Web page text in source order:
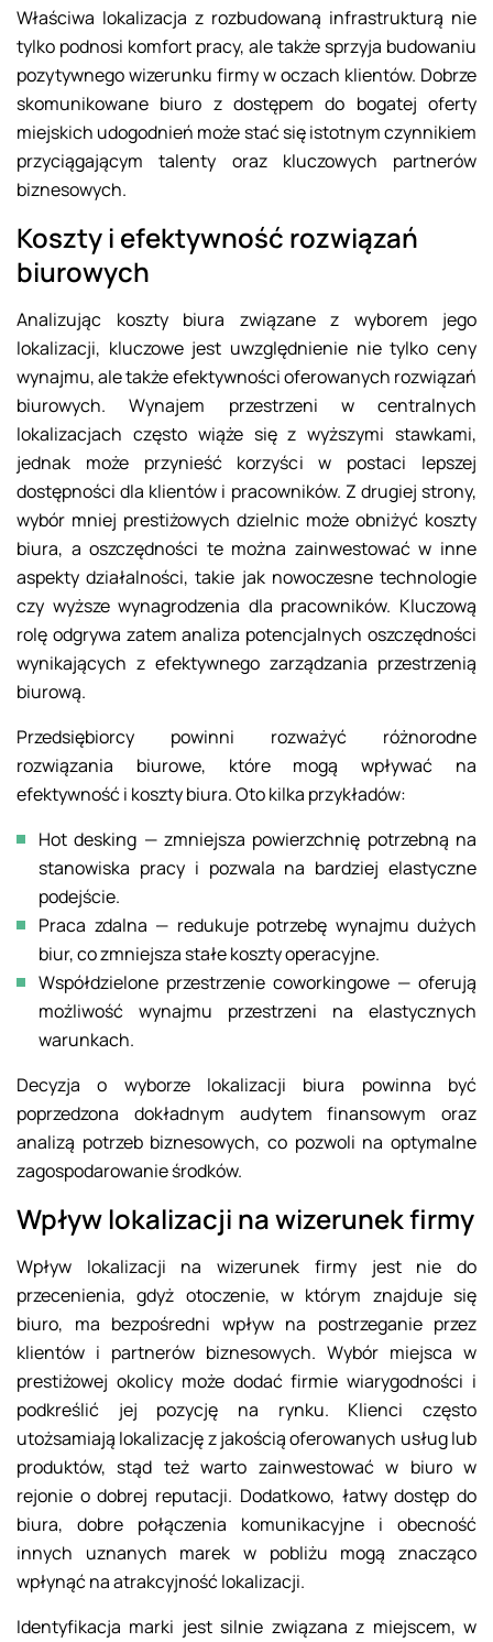
Właściwa lokalizacja z rozbudowaną infrastrukturą nie
tylko podnosi komfort pracy, ale także sprzyja budowaniu
pozytywnego wizerunku firmy w oczach klientów. Dobrze
skomunikowane biuro z dostępem do bogatej oferty
miejskich udogodnień może stać się istotnym czynnikiem
przyciągającym talenty oraz kluczowych partnerów
biznesowych.
Koszty i efektywność rozwiązań
biurowych
Analizując koszty biura związane z wyborem jego
lokalizacji, kluczowe jest uwzględnienie nie tylko ceny
wynajmu, ale także efektywności oferowanych rozwiązań
biurowych. Wynajem przestrzeni w centralnych
lokalizacjach często wiąże się z wyższymi stawkami,
jednak może przynieść korzyści w postaci lepszej
dostępności dla klientów i pracowników. Z drugiej strony,
wybór mniej prestiżowych dzielnic może obniżyć koszty
biura, a oszczędności te można zainwestować w inne
aspekty działalności, takie jak nowoczesne technologie
czy wyższe wynagrodzenia dla pracowników. Kluczową
rolę odgrywa zatem analiza potencjalnych oszczędności
wynikających z efektywnego zarządzania przestrzenią
biurową.
Przedsiębiorcy powinni rozważyć różnorodne
rozwiązania biurowe, które mogą wpływać na
efektywność i koszty biura. Oto kilka przykładów:
Hot desking — zmniejsza powierzchnię potrzebną na
stanowiska pracy i pozwala na bardziej elastyczne
podejście.
Praca zdalna — redukuje potrzebę wynajmu dużych
biur, co zmniejsza stałe koszty operacyjne.
Współdzielone przestrzenie coworkingowe — oferują
możliwość wynajmu przestrzeni na elastycznych
warunkach.
Decyzja o wyborze lokalizacji biura powinna być
poprzedzona dokładnym audytem finansowym oraz
analizą potrzeb biznesowych, co pozwoli na optymalne
zagospodarowanie środków.
Wpływ lokalizacji na wizerunek firmy
Wpływ lokalizacji na wizerunek firmy jest nie do
przecenienia, gdyż otoczenie, w którym znajduje się
biuro, ma bezpośredni wpływ na postrzeganie przez
klientów i partnerów biznesowych. Wybór miejsca w
prestiżowej okolicy może dodać firmie wiarygodności i
podkreślić jej pozycję na rynku. Klienci często
utożsamiają lokalizację z jakością oferowanych usług lub
produktów, stąd też warto zainwestować w biuro w
rejonie o dobrej reputacji. Dodatkowo, łatwy dostęp do
biura, dobre połączenia komunikacyjne i obecność
innych uznanych marek w pobliżu mogą znacząco
wpłynąć na atrakcyjność lokalizacji.
Identyfikacja marki jest silnie związana z miejscem, w